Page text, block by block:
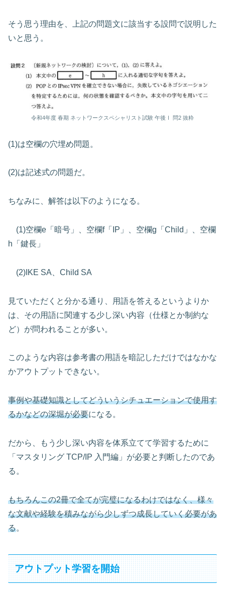
そう思う理由を、上記の問題文に該当する設問で説明した
いと思う。
令和4年度 春期 ネットワークスペシャリスト試験 午後Ⅰ 問2 抜粋
(1)は空欄の穴埋め問題。
(2)は記述式の問題だ。
ちなみに、解答は以下のようになる。
(1)空欄e「暗号」、空欄f「IP」、空欄g「Child」、空欄
h「鍵長」
(2)IKE SA、Child SA
見ていただくと分かる通り、用語を答えるというよりか
は、その用語に関連する少し深い内容（仕様とか制約な
ど）が問われることが多い。
このような内容は参考書の用語を暗記しただけではなかな
かアウトプットできない。
事例や基礎知識としてどういうシチュエーションで使用す
るかなどの深堀が必要になる。
だから、もう少し深い内容を体系立てて学習するために
「マスタリング TCP/IP 入門編」が必要と判断したのであ
る。
もちろんこの2冊で全てが完璧になるわけではなく、様々
な文献や経験を積みながら少しずつ成長していく必要があ
る。
アウトプット学習を開始